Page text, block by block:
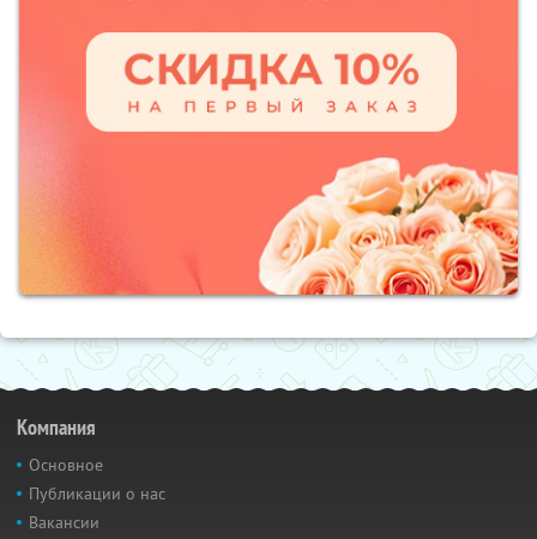
Компания
Основное
Публикации о нас
Вакансии